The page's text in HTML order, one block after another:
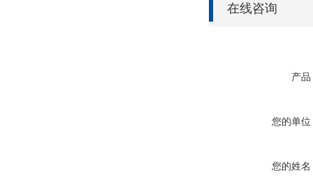
在线咨询
产品
您的单位
您的姓名